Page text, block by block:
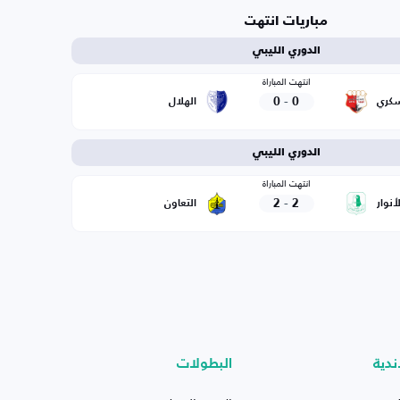
مباريات انتهت
الدوري الليبي
انتهت المباراة
0
-
0 الهلال
الدوري الليبي
انتهت المباراة
2
-
2 التعاون
البطولات